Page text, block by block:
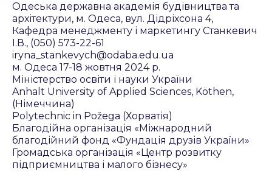
Одеська державна академія будівництва та
архітектури, м. Одеса, вул. Дідріхсона 4,
Кафедра менеджменту і маркетингу Станкевич
І.В., (050) 573-22-61
iryna_stankevych@odaba.edu.ua
м. Одеса 17-18 жовтня 2024 р.
Міністерство освіти і науки України
Anhalt University of Applied Sciences, Köthen,
(Німеччина)
Polytechnic in Požega (Хорватія)
Благодійна організація «Міжнародний
благодійний фонд «Фундація друзів України»
Громадська організація «Центр розвитку
підприємництва і малого бізнесу»